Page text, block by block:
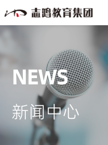
NEWS
新闻中心